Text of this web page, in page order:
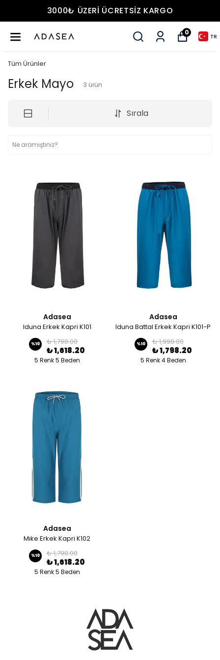
3000₺ ÜZERİ ÜCRETSİZ KARGO
0
TR
Tüm Ürünler
Erkek Mayo 3 ürün
Sırala
Adasea
Iduna Erkek Kapri K101
%10 ₺ 1,798.00
₺ 1,618.20
5 Renk 5 Beden
Adasea
Iduna Battal Erkek Kapri K101-P
%10 ₺ 1,998.00
₺ 1,798.20
5 Renk 4 Beden
Adasea
Mıke Erkek Kapri K102
%10 ₺ 1,798.00
₺ 1,618.20
5 Renk 5 Beden